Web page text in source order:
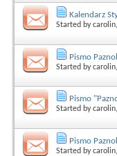
Kalendarz
Started bycarolin
Pismo
Started bycarolin
Pismo
Started bycarolin
Pismo
Started bycarolin